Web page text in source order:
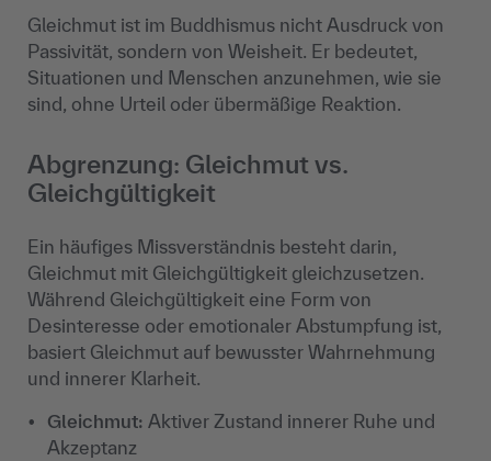
Gleichmut ist im Buddhismus nicht Ausdruck von
Passivität, sondern von Weisheit. Er bedeutet,
Situationen und Menschen anzunehmen, wie sie
sind, ohne Urteil oder übermäßige Reaktion.
Abgrenzung: Gleichmut vs.
Gleichgültigkeit
Ein häufiges Missverständnis besteht darin,
Gleichmut mit Gleichgültigkeit gleichzusetzen.
Während Gleichgültigkeit eine Form von
Desinteresse oder emotionaler Abstumpfung ist,
basiert Gleichmut auf bewusster Wahrnehmung
und innerer Klarheit.
Gleichmut: Aktiver Zustand innerer Ruhe und
Akzeptanz